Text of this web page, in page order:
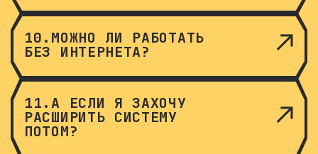
10.МОЖНО ЛИ РАБОТАТЬ
БЕЗ ИНТЕРНЕТА?
11.А ЕСЛИ Я ЗАХОЧУ
РАСШИРИТЬ СИСТЕМУ
ПОТОМ?